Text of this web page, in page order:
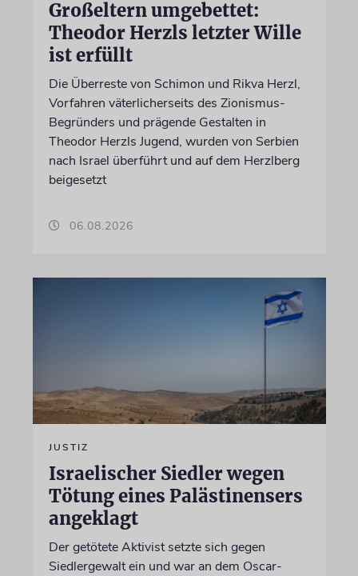
Großeltern umgebettet:
Theodor Herzls letzter Wille
ist erfüllt
Die Überreste von Schimon und Rikva Herzl,
Vorfahren väterlicherseits des Zionismus-
Begründers und prägende Gestalten in
Theodor Herzls Jugend, wurden von Serbien
nach Israel überführt und auf dem Herzlberg
beigesetzt
06.08.2026
JUSTIZ
Israelischer Siedler wegen
Tötung eines Palästinensers
angeklagt
Der getötete Aktivist setzte sich gegen
Siedlergewalt ein und war an dem Oscar-